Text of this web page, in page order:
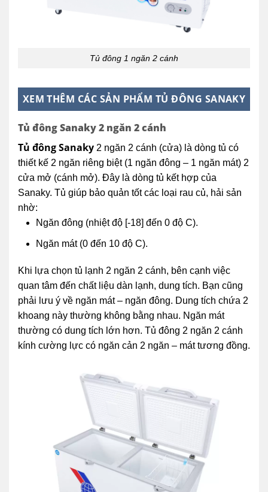
Tủ đông 1 ngăn 2 cánh
XEM THÊM CÁC SẢN PHẨM TỦ ĐÔNG SANAKY
Tủ đông Sanaky 2 ngăn 2 cánh
Tủ đông Sanaky 2 ngăn 2 cánh (cửa) là dòng tủ có
thiết kế 2 ngăn riêng biệt (1 ngăn đông – 1 ngăn mát) 2
cửa mở (cánh mở). Đây là dòng tủ kết hợp của
Sanaky. Tủ giúp bảo quản tốt các loại rau củ, hải sản
nhờ:
Ngăn đông (nhiệt độ [-18] đến 0 độ C).
Ngăn mát (0 đến 10 độ C).
Khi lựa chọn tủ lạnh 2 ngăn 2 cánh, bên cạnh việc
quan tâm đến chất liệu dàn lạnh, dung tích. Bạn cũng
phải lưu ý về ngăn mát – ngăn đông. Dung tích chứa 2
khoang này thường không bằng nhau. Ngăn mát
thường có dung tích lớn hơn. Tủ đông 2 ngăn 2 cánh
kính cường lực có ngăn cản 2 ngăn – mát tương đồng.